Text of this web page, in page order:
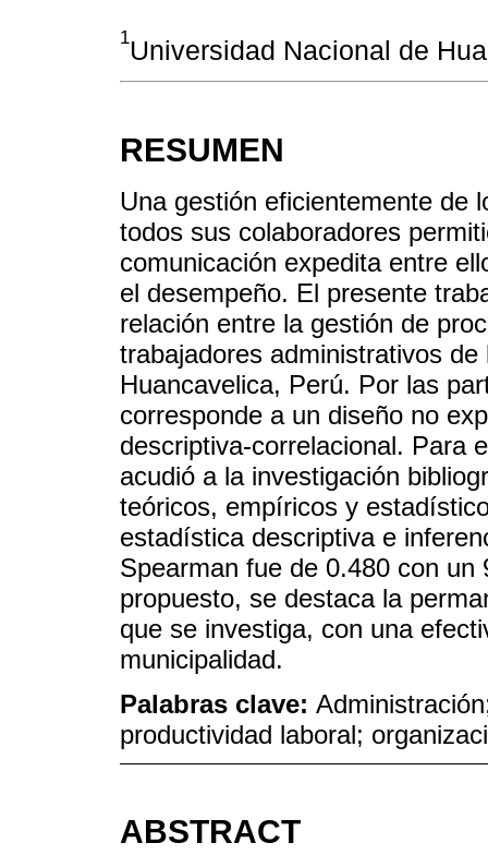
1Universidad Nacional de
RESUMEN
Una gestión eficientemente de
todos sus colaboradores
comunicación expedita entre
el desempeño. El presente
relación entre la gestión de
trabajadores administrativos
Huancavelica, Perú. Por las
corresponde a un diseño no
descriptiva-correlacional. Para
acudió a la investigación
teóricos, empíricos y
estadística descriptiva e
Spearman fue de 0.480 con
propuesto, se destaca la
que se investiga, con una
municipalidad.
Palabras clave:
productividad laboral;
ABSTRACT